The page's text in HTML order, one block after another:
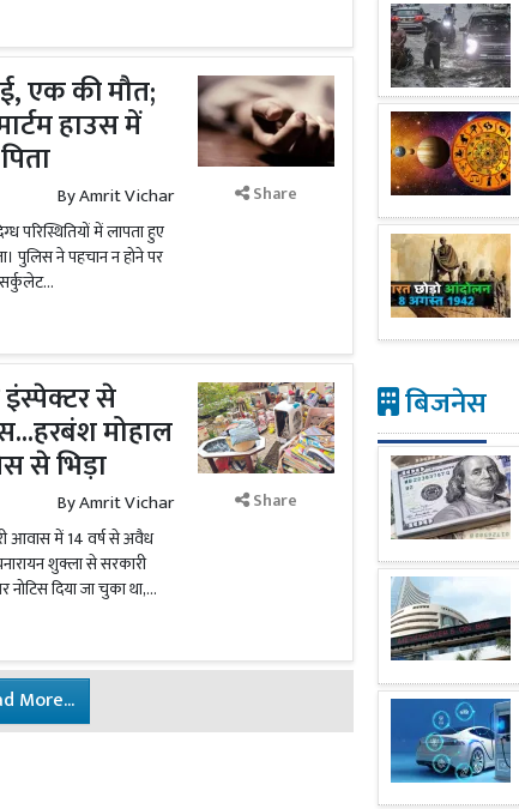
एक की मौत;
हाउस में
ByAmrit Vichar
परिस्थितियों में लापता हुए
पुलिस ने पहचान न होने पर
Share
से
मोहाल
से भिड़ा
ByAmrit Vichar
आवास में 14 वर्ष से अवैध
शुक्ला से सरकारी
दिया जा चुका था,...
Share
More...
बिजनेस